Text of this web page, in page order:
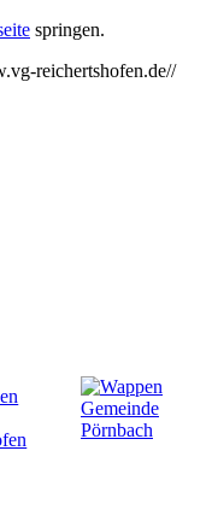
springen.
reichertshofen.de//